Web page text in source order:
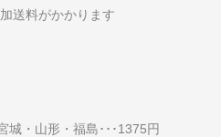
送料がかかります
城・山形・福島･･･1375円